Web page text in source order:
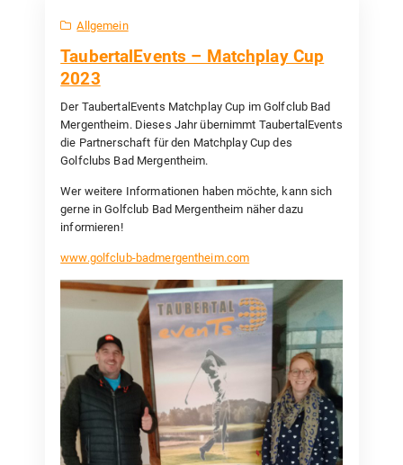
Allgemein
TaubertalEvents – Matchplay Cup
2023
Der TaubertalEvents Matchplay Cup im Golfclub Bad
Mergentheim. Dieses Jahr übernimmt TaubertalEvents
die Partnerschaft für den Matchplay Cup des
Golfclubs Bad Mergentheim.
Wer weitere Informationen haben möchte, kann sich
gerne in Golfclub Bad Mergentheim näher dazu
informieren!
www.golfclub-badmergentheim.com